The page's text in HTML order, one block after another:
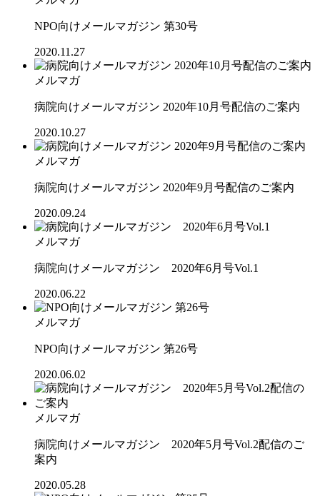
NPO向けメールマガジン 第30号
2020.11.27
メルマガ
病院向けメールマガジン 2020年10月号配信のご案内
2020.10.27
メルマガ
病院向けメールマガジン 2020年9月号配信のご案内
2020.09.24
メルマガ
病院向けメールマガジン 2020年6月号Vol.1
2020.06.22
メルマガ
NPO向けメールマガジン 第26号
2020.06.02
メルマガ
病院向けメールマガジン 2020年5月号Vol.2配信のご
案内
2020.05.28